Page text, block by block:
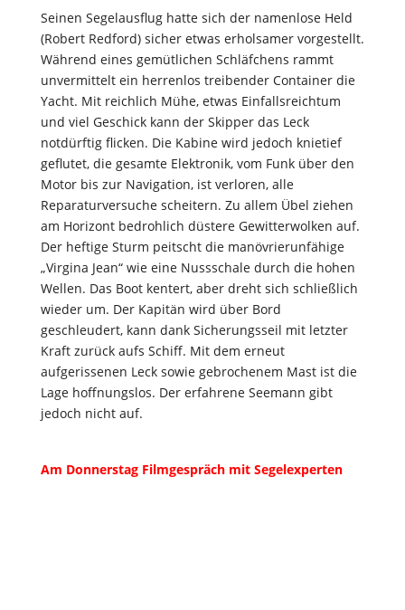
Seinen Segelausflug hatte sich der namenlose Held
(Robert Redford) sicher etwas erholsamer vorgestellt.
Während eines gemütlichen Schläfchens rammt
unvermittelt ein herrenlos treibender Container die
Yacht. Mit reichlich Mühe, etwas Einfallsreichtum
und viel Geschick kann der Skipper das Leck
notdürftig flicken. Die Kabine wird jedoch knietief
geflutet, die gesamte Elektronik, vom Funk über den
Motor bis zur Navigation, ist verloren, alle
Reparaturversuche scheitern. Zu allem Übel ziehen
am Horizont bedrohlich düstere Gewitterwolken auf.
Der heftige Sturm peitscht die manövrierunfähige
„Virgina Jean“ wie eine Nussschale durch die hohen
Wellen. Das Boot kentert, aber dreht sich schließlich
wieder um. Der Kapitän wird über Bord
geschleudert, kann dank Sicherungsseil mit letzter
Kraft zurück aufs Schiff. Mit dem erneut
aufgerissenen Leck sowie gebrochenem Mast ist die
Lage hoffnungslos. Der erfahrene Seemann gibt
jedoch nicht auf.
Am Donnerstag Filmgespräch mit Segelexperten